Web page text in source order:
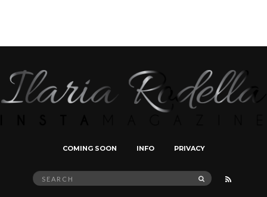
COMING SOON INFO PRIVACY
Search
for:
SEARCH